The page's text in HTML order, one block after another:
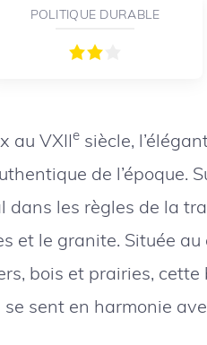
POLITIQUE DURABLE
au VXIIe siècle,
de l’époque.
dans les règles de la
et le granite. Située
bois et prairies, cette
sent en harmonie